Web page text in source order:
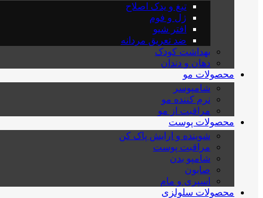
تیغ و یدک اصلاح
ژل و فوم
افتر شیو
ضد تعریق مردانه
بهداشت کودک
دهان و دندان
محصولات مو
شامپوسر
نرم کننده مو
مراقبت از مو
محصولات پوست
شوینده و ارایش پاک کن
مراقبت پوست
شامپو بدن
صابون
اسپری و مام
محصولات سلولزی